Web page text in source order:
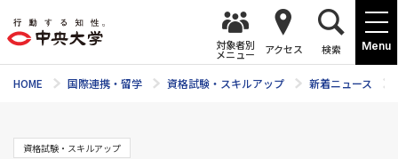
Menu
対象者別
メニュー アクセス 検索
HOME 国際連携・留学 資格試験・スキルアップ 新着ニュース
資格試験・スキルアップ